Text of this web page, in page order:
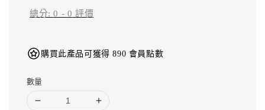
總分:0 - 0 評價
購買此產品可獲得 890 會員點數
數量